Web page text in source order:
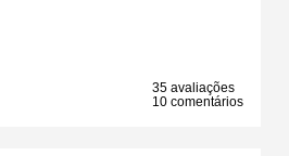
35 avaliações
10 comentários